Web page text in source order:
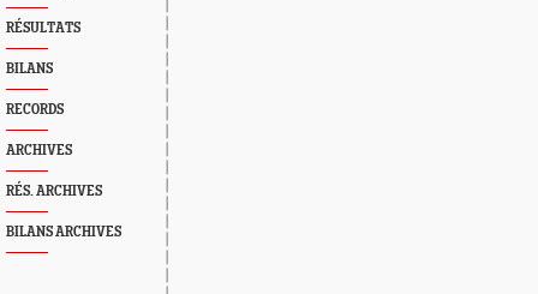
RÉSULTATS
BILANS
RECORDS
ARCHIVES
RÉS. ARCHIVES
BILANS ARCHIVES